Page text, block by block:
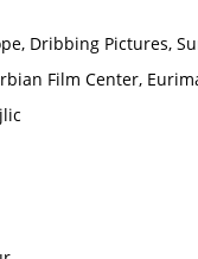
Dribbing Pictures,
Film Center,